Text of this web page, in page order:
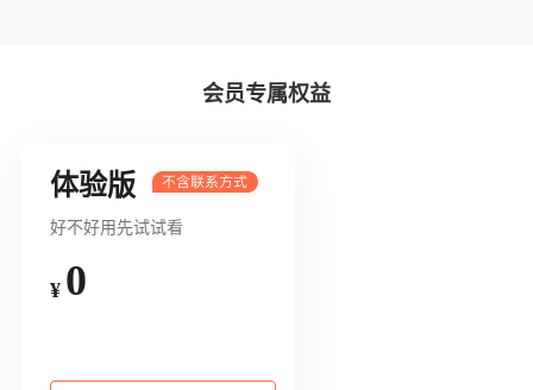
会员专属权益
体验版
好不好用先试试看
¥ 0